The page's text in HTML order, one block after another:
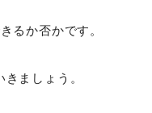
るか否かです。
ましょう。